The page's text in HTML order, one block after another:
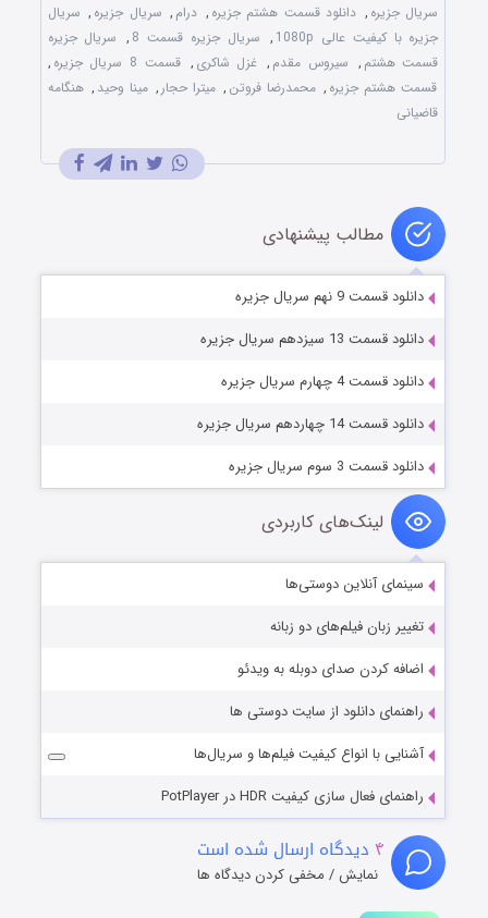
سریال جزیره , دانلود قسمت هشتم جزیره , درام , سریال جزیره , سریال
جزیره با کیفیت عالی 1080p
, سریال جزیره قسمت 8 , سریال جزیره
قسمت هشتم , سیروس مقدم , غزل شاکری , قسمت 8 سریال جزیره
,
قسمت هشتم جزیره , محمدرضا فروتن , میترا حجار , مینا وحید , هنگامه
قاضیانی
مطالب پیشنهادی
دانلود قسمت 9 نهم سریال جزیره
دانلود قسمت 13 سیزدهم سریال جزیره
دانلود قسمت 4 چهارم سریال جزیره
دانلود قسمت 14 چهاردهم سریال جزیره
دانلود قسمت 3 سوم سریال جزیره
لینک‌های کاربردی
سینمای آنلاین دوستی‌ها
تغییر زبان فیلم‌های دو زبانه
اضافه کردن صدای دوبله به ویدئو
راهنمای دانلود از سایت دوستی ها
آشنایی با انواع کیفیت فیلم‌ها و سریال‌ها
راهنمای فعال سازی کیفیت HDR در PotPlayer
۴ دیدگاه ارسال شده است
نمایش / مخفی کردن دیدگاه ها